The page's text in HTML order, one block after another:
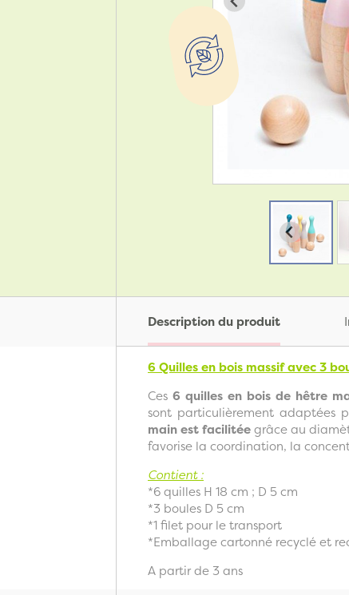
Description du produit
6 Quilles en bois massif avec 3
Ces 6 quilles en bois de hêtre
sont particulièrement adaptées
main est facilitéegrâce au
favorise la coordination, la
Contient :
*6 quilles H 18 cm ; D 5 cm
*3 boules D 5 cm
*1 filet pour le transport
*Emballage cartonné recyclé et
A partir de 3 ans